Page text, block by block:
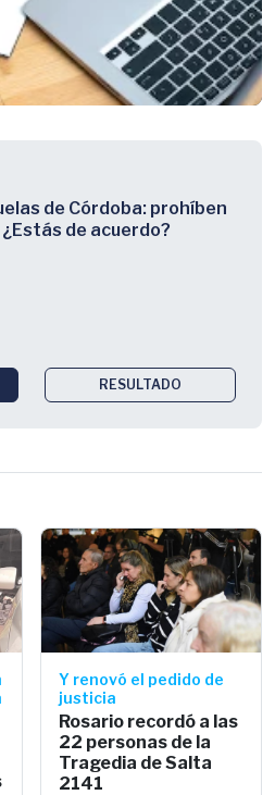
de Córdoba: prohíben
de acuerdo?
RESULTADO
Y renovó el pedido de
justicia
Rosario recordó a las
22 personas de la
Tragedia de Salta
2141